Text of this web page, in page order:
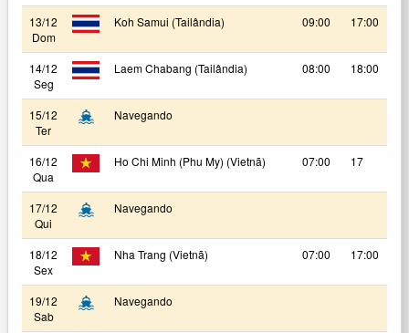
13/12
Dom
Koh Samui (Tailândia) 09:00 17:00
14/12
Seg
Laem Chabang (Tailândia) 08:00 18:00
15/12
Ter
Navegando
16/12
Qua
Ho Chi Minh (Phu My) (Vietnã) 07:00 17
17/12
Qui
Navegando
18/12
Sex
Nha Trang (Vietnã) 07:00 17:00
19/12
Sab
Navegando